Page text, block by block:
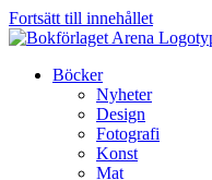
Fortsätt till innehållet
Böcker
Nyheter
Design
Fotografi
Konst
Mat